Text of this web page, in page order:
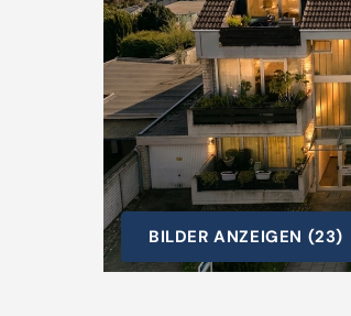
BILDER ANZEIGEN (23)